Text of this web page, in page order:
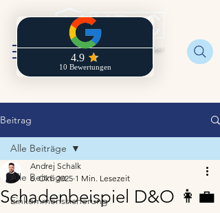
Regionaldirektion der
Beitrag
Alle Beiträge
Einkommenssicherung
Alle Beiträge
Schadenbeispiel D&O 👩‍💼
Andrej Schalk
6. Okt. 2025 1 Min. Lesezeit